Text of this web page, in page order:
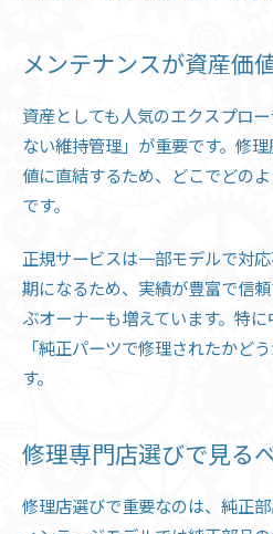
メンテナンスが資産価
資産としても人気のエクスプロ
ない維持管理」が重要です。修
値に直結するため、どこでどの
です。
正規サービスは一部モデルで対
期になるため、実績が豊富で信
ぶオーナーも増えています。特に
「純正パーツで修理されたかど
す。
修理専門店選びで見る
修理店選びで重要なのは、純正